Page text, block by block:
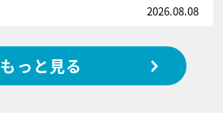
2026.08.08
もっと見る